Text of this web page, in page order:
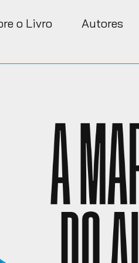
o Livro Autores